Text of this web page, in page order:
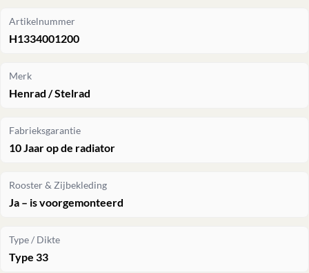
Artikelnummer
H1334001200
Merk
Henrad / Stelrad
Fabrieksgarantie
10 Jaar op de radiator
Rooster & Zijbekleding
Ja – is voorgemonteerd
Type / Dikte
Type 33